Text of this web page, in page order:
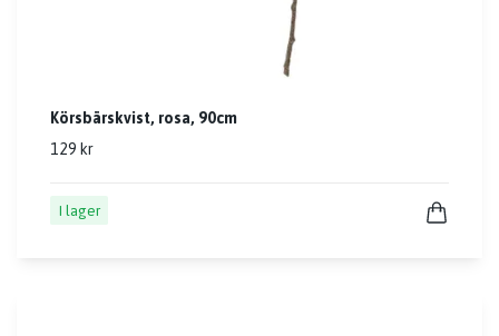
Körsbärskvist, rosa, 90cm
129 kr
I lager